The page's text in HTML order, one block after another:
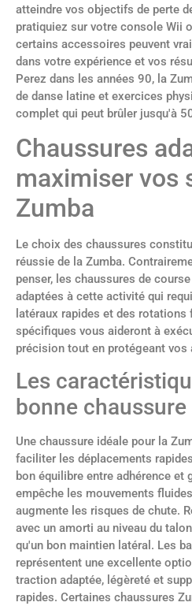
atteindre vos objectifs de perte
pratiquiez sur votre console Wii
certains accessoires peuvent
dans votre expérience et vos
Perez dans les années 90, la
de danse latine et exercices
complet qui peut brûler jusqu'à
Chaussures
maximiser vos
Zumba
Le choix des chaussures
réussie de la Zumba.
penser, les chaussures de
adaptées à cette activité qui
latéraux rapides et des rotations
spécifiques vous aideront à
précision tout en protégeant vos
Les
bonne
Une chaussure idéale pour la
faciliter les déplacements
bon équilibre entre adhérence
empêche les mouvements
augmente les risques de chute.
avec un amorti au niveau du
qu'un bon maintien latéral. Les
représentent une excellente
traction adaptée, légèreté et
rapides. Certaines chaussures